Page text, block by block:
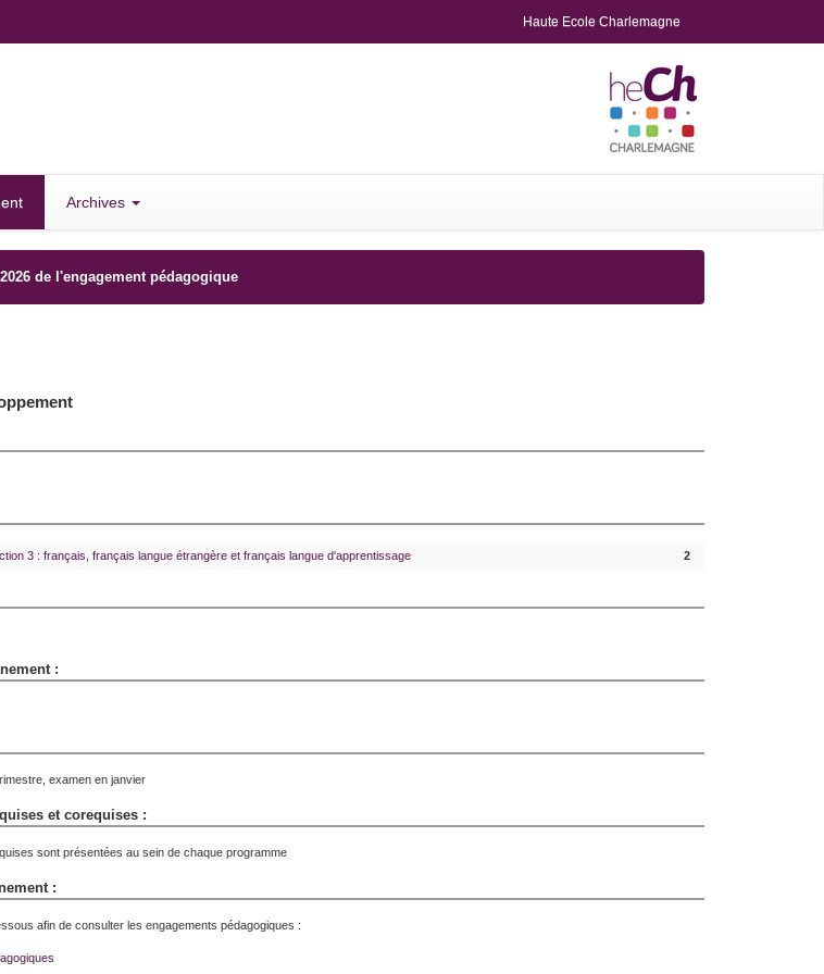
Haute Ecole Charlemagne
Archives
de l'engagement pédagogique
3 : français, français langue étrangère et français langue d'apprentissage 2
:
examen en janvier
et corequises :
sont présentées au sein de chaque programme
:
afin de consulter les engagements pédagogiques :